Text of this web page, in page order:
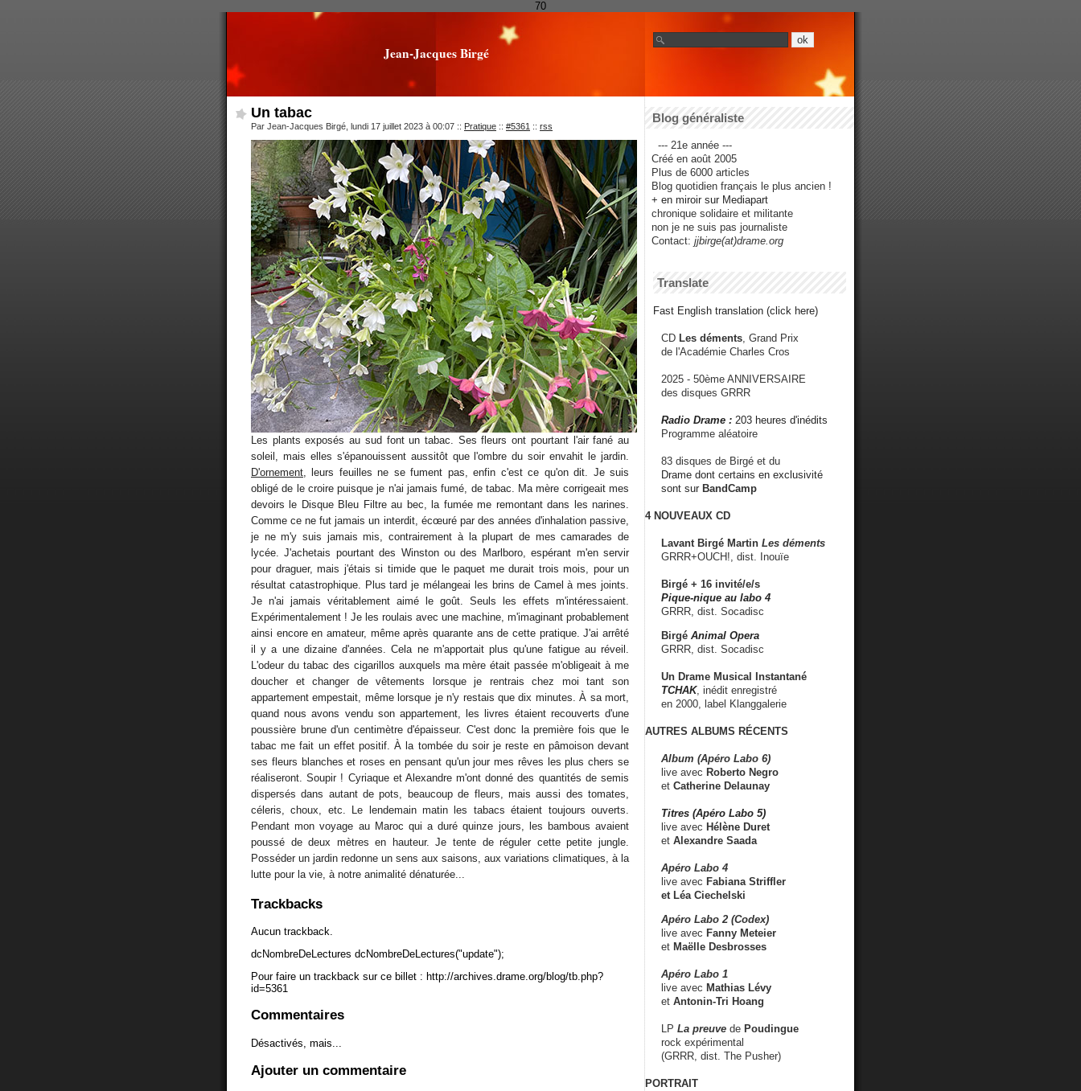
70
Jean-Jacques Birgé
Un tabac
Par Jean-Jacques Birgé, lundi 17 juillet 2023 à 00:07 :: Pratique :: #5361 :: rss
Les plants exposés au sud font un tabac. Ses fleurs ont pourtant l'air fané au
soleil, mais elles s'épanouissent aussitôt que l'ombre du soir envahit le jardin.
D'ornement , leurs feuilles ne se fument pas, enfin c'est ce qu'on dit. Je suis
obligé de le croire puisque je n'ai jamais fumé, de tabac. Ma mère corrigeait mes
devoirs le Disque Bleu Filtre au bec, la fumée me remontant dans les narines.
Comme ce ne fut jamais un interdit, écœuré par des années d'inhalation passive,
je ne m'y suis jamais mis, contrairement à la plupart de mes camarades de
lycée. J'achetais pourtant des Winston ou des Marlboro, espérant m'en servir
pour draguer, mais j'étais si timide que le paquet me durait trois mois, pour un
résultat catastrophique. Plus tard je mélangeai les brins de Camel à mes joints.
Je n'ai jamais véritablement aimé le goût. Seuls les effets m'intéressaient.
Expérimentalement ! Je les roulais avec une machine, m'imaginant probablement
ainsi encore en amateur, même après quarante ans de cette pratique. J'ai arrêté
il y a une dizaine d'années. Cela ne m'apportait plus qu'une fatigue au réveil.
L'odeur du tabac des cigarillos auxquels ma mère était passée m'obligeait à me
doucher et changer de vêtements lorsque je rentrais chez moi tant son
appartement empestait, même lorsque je n'y restais que dix minutes. À sa mort,
quand nous avons vendu son appartement, les livres étaient recouverts d'une
poussière brune d'un centimètre d'épaisseur. C'est donc la première fois que le
tabac me fait un effet positif. À la tombée du soir je reste en pâmoison devant
ses fleurs blanches et roses en pensant qu'un jour mes rêves les plus chers se
réaliseront. Soupir ! Cyriaque et Alexandre m'ont donné des quantités de semis
dispersés dans autant de pots, beaucoup de fleurs, mais aussi des tomates,
céleris, choux, etc. Le lendemain matin les tabacs étaient toujours ouverts.
Pendant mon voyage au Maroc qui a duré quinze jours, les bambous avaient
poussé de deux mètres en hauteur. Je tente de réguler cette petite jungle.
Posséder un jardin redonne un sens aux saisons, aux variations climatiques, à la
lutte pour la vie, à notre animalité dénaturée...
Trackbacks
Aucun trackback.
dcNombreDeLectures dcNombreDeLectures("update");
Pour faire un trackback sur ce billet : http://archives.drame.org/blog/tb.php?
id=5361
Commentaires
Désactivés, mais...
Ajouter un commentaire
Blog généraliste
--- 21e année ---
Créé en août 2005
Plus de 6000 articles
Blog quotidien français le plus ancien !
+ en miroir sur Mediapart
chronique solidaire et militante
non je ne suis pas journaliste
Contact: jjbirge(at)drame.org
Translate
Fast English translation (click here)
CD Les déments , Grand Prix
de l'Académie Charles Cros
2025 - 50ème ANNIVERSAIRE
des disques GRRR
Radio Drame : 203 heures d'inédits
Programme aléatoire
83 disques de Birgé et du
Drame dont certains en exclusivité
sont sur BandCamp
4 NOUVEAUX CD
Lavant Birgé Martin Les déments
GRRR+OUCH!, dist. Inouïe
Birgé + 16 invité/e/s
Pique-nique au labo 4
GRRR, dist. Socadisc
Birgé Animal Opera
GRRR, dist. Socadisc
Un Drame Musical Instantané
TCHAK, inédit enregistré
en 2000, label Klanggalerie
AUTRES ALBUMS RÉCENTS
Album (Apéro Labo 6)
live avec Roberto Negro
et Catherine Delaunay
Titres (Apéro Labo 5)
live avec Hélène Duret
et Alexandre Saada
Apéro Labo 4
live avec Fabiana Striffler
et Léa Ciechelski
Apéro Labo 2 (Codex)
live avec Fanny Meteier
et Maëlle Desbrosses
Apéro Labo 1
live avec Mathias Lévy
et Antonin-Tri Hoang
LP La preuve de Poudingue
rock expérimental
(GRRR, dist. The Pusher)
PORTRAIT